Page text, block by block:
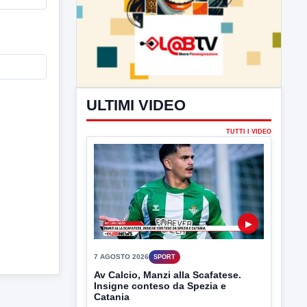
ULTIMI VIDEO
▶
7 AGOSTO 2026 SPORT
Av Calcio, Manzi alla Scafatese.
Insigne conteso da Spezia e
Avellino Calcio, per quanto riguarda il
terzino Simone Cinquegrano si...